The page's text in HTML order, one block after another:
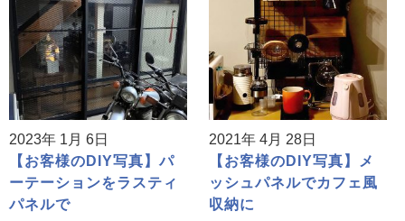
2023年 1月 6日
【お客様のDIY写真】パ
ーテーションをラスティ
パネルで
2021年 4月 28日
【お客様のDIY写真】メ
ッシュパネルでカフェ風
収納に